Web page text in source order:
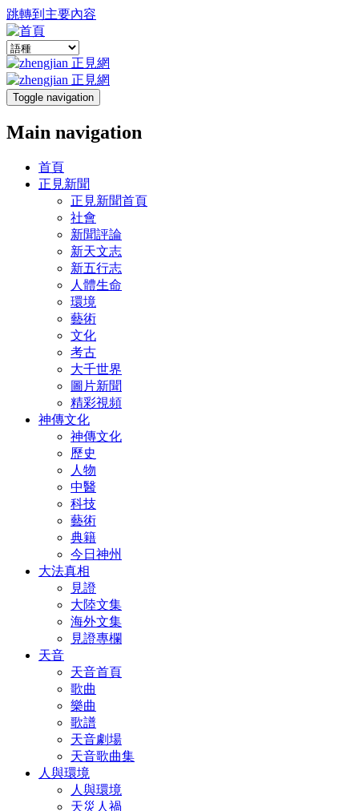
跳轉到主要內容
Toggle navigation
Main navigation
首頁
正見新聞
正見新聞首頁
社會
新聞評論
新天文志
新五行志
人體生命
環境
藝術
文化
考古
大千世界
圖片新聞
精彩視頻
神傳文化
神傳文化
歷史
人物
中醫
科技
藝術
典籍
今日神州
大法真相
見證
大陸文集
海外文集
見證專欄
天音
天音首頁
歌曲
樂曲
歌譜
天音劇場
天音歌曲集
人與環境
人與環境
天災人禍